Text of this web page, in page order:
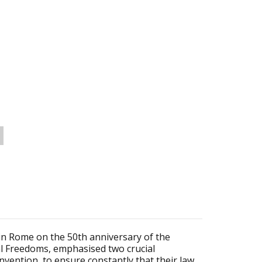
Rome on the 50th anniversary of the
emphasised two crucial